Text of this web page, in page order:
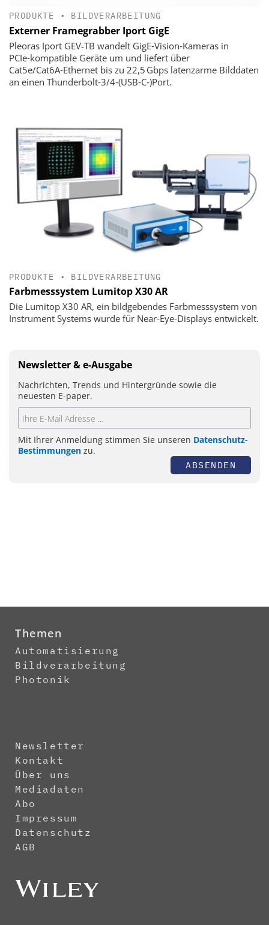
PRODUKTE • BILDVERARBEITUNG
Externer Framegrabber Iport GigE
Pleoras Iport GEV-TB wandelt GigE‑Vision‑Kameras in
PCIe‑kompatible Geräte um und liefert über
Cat5e/Cat6A‑Ethernet bis zu 22,5 Gbps latenzarme Bilddaten
an einen Thunderbolt‑3/4‑(USB‑C‑)Port.
PRODUKTE • BILDVERARBEITUNG
Farbmesssystem Lumitop X30 AR
Die Lumitop X30 AR, ein bildgebendes Farbmesssystem von
Instrument Systems wurde für Near-Eye-Displays entwickelt.
Newsletter & e-Ausgabe
Nachrichten, Trends und Hintergründe sowie die
neuesten E-paper.
Mit Ihrer Anmeldung stimmen Sie unseren Datenschutz-
Bestimmungen zu.
ABSENDEN
Themen
Automatisierung
Bildverarbeitung
Photonik
Newsletter
Kontakt
Über uns
Mediadaten
Abo
Impressum
Datenschutz
AGB